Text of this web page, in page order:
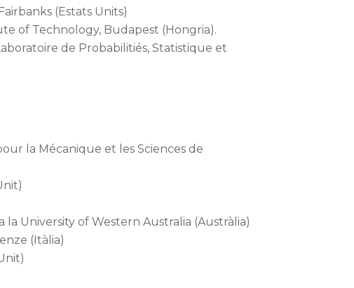
(Estats Units)
of Technology, Budapest (Hongria).
de Probabilitiés, Statistique et
la Mécanique et les Sciences de
la University of Western Australia (Austràlia)
(Itàlia)